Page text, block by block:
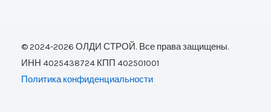
© 2024-2026 ОЛДИ СТРОЙ. Все права защищены.
ИНН 4025438724 КПП 402501001
Политика конфиденциальности